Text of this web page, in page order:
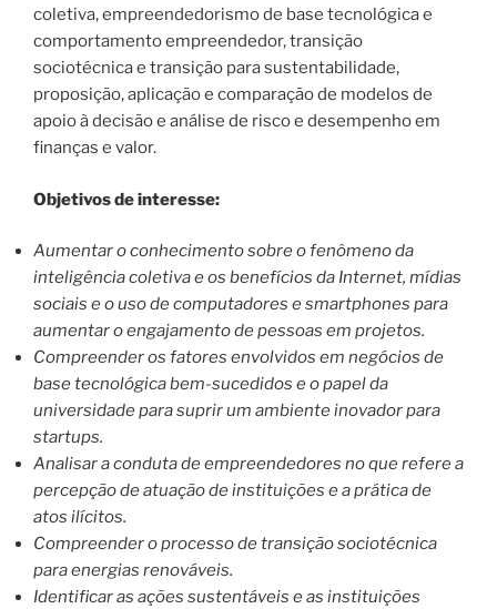
coletiva, empreendedorismo de base tecnológica e
comportamento empreendedor, transição
sociotécnica e transição para sustentabilidade,
proposição, aplicação e comparação de modelos de
apoio à decisão e análise de risco e desempenho em
finanças e valor.
Objetivos de interesse:
Aumentar o conhecimento sobre o fenômeno da
inteligência coletiva e os benefícios da Internet, mídias
sociais e o uso de computadores e smartphones para
aumentar o engajamento de pessoas em projetos.
Compreender os fatores envolvidos em negócios de
base tecnológica bem-sucedidos e o papel da
universidade para suprir um ambiente inovador para
startups.
Analisar a conduta de empreendedores no que refere a
percepção de atuação de instituições e a prática de
atos ilícitos.
Compreender o processo de transição sociotécnica
para energias renováveis.
Identificar as ações sustentáveis e as instituições